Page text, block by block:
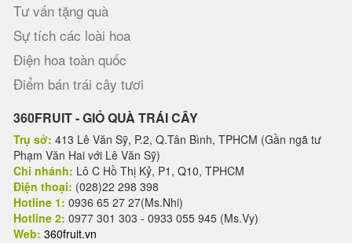
Tư vấn tặng quà
Sự tích các loài hoa
Điện hoa toàn quốc
Điểm bán trái cây tươi
360FRUIT - GIỎ QUÀ TRÁI CÂY
Trụ sở: 413 Lê Văn Sỹ, P.2, Q.Tân Bình, TPHCM (Gần ngã tư
Phạm Văn Hai với Lê Văn Sỹ)
Chi nhánh: Lô C Hồ Thị Kỷ, P1, Q10, TPHCM
Điện thoại: (028)22 298 398
Hotline 1: 0936 65 27 27(Ms.Nhi)
Hotline 2: 0977 301 303 - 0933 055 945 (Ms.Vy)
Web: 360fruit.vn